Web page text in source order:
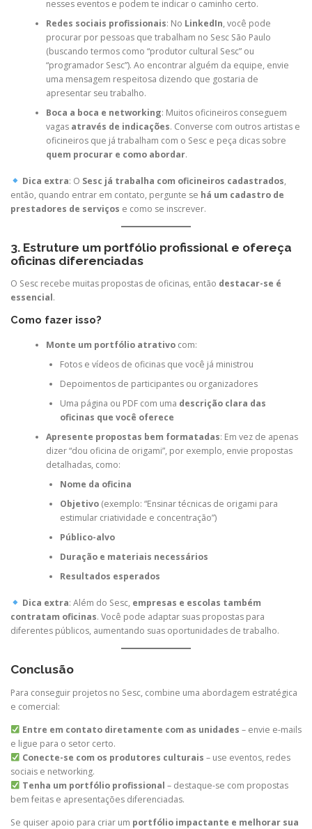
nesses eventos e podem te indicar o caminho certo.
Redes sociais profissionais: No LinkedIn, você pode
procurar por pessoas que trabalham no Sesc São Paulo
(buscando termos como “produtor cultural Sesc” ou
“programador Sesc”). Ao encontrar alguém da equipe, envie
uma mensagem respeitosa dizendo que gostaria de
apresentar seu trabalho.
Boca a boca e networking: Muitos oficineiros conseguem
vagas através de indicações. Converse com outros artistas e
oficineiros que já trabalham com o Sesc e peça dicas sobre
quem procurar e como abordar.
Dica extra: O Sesc já trabalha com oficineiros cadastrados,
então, quando entrar em contato, pergunte se há um cadastro de
prestadores de serviços e como se inscrever.
3. Estruture um portfólio profissional e ofereça
oficinas diferenciadas
O Sesc recebe muitas propostas de oficinas, então destacar-se é
essencial.
Como fazer isso?
Monte um portfólio atrativocom:
Fotos e vídeos de oficinas que você já ministrou
Depoimentos de participantes ou organizadores
Uma página ou PDF com uma descrição clara das
oficinas que você oferece
Apresente propostas bem formatadas: Em vez de apenas
dizer “dou oficina de origami”, por exemplo, envie propostas
detalhadas, como:
Nome da oficina
Objetivo(exemplo: “Ensinar técnicas de origami para
estimular criatividade e concentração”)
Público-alvo
Duração e materiais necessários
Resultados esperados
Dica extra: Além do Sesc, empresas e escolas também
contratam oficinas. Você pode adaptar suas propostas para
diferentes públicos, aumentando suas oportunidades de trabalho.
Conclusão
Para conseguir projetos no Sesc, combine uma abordagem estratégica
e comercial:
Entre em contato diretamente com as unidades – envie e-mails
e ligue para o setor certo.
Conecte-se com os produtores culturais – use eventos, redes
sociais e networking.
Tenha um portfólio profissional – destaque-se com propostas
bem feitas e apresentações diferenciadas.
Se quiser apoio para criar um portfólio impactante e melhorar sua